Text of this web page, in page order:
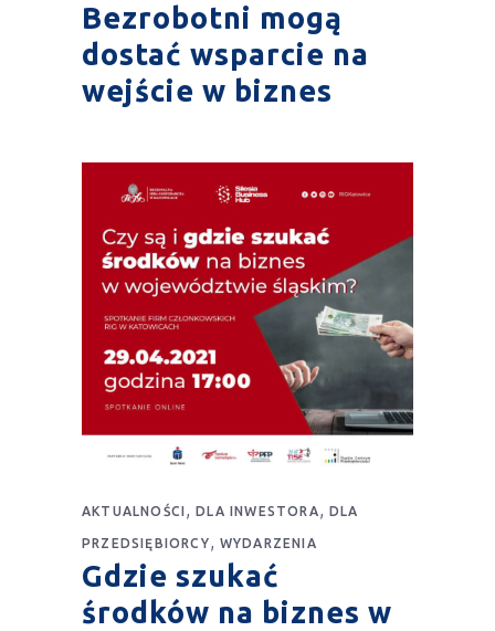
Bezrobotni mogą
dostać wsparcie na
wejście w biznes
AKTUALNOŚCI ,DLA INWESTORA, DLA
PRZEDSIĘBIORCY, WYDARZENIA
Gdzie szukać
środków na biznes w